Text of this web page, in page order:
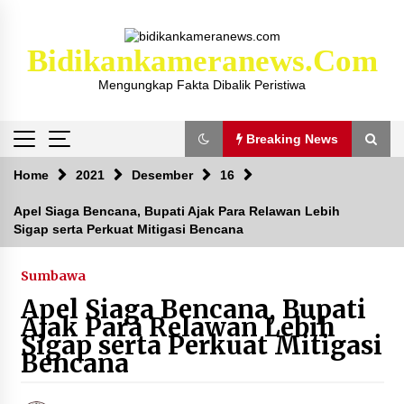
Bidikankameranews.com
Mengungkap Fakta Dibalik Peristiwa
Breaking News
Breaking News
Kejaksaan KSB Mulai Lidik Mafia Tanah Desa
Sekongkang Bawah
2 tahun ago
Laporan Dugaan Pencabulan di Desa Sepayung
Kec. Plampang, Polres Sumbawa Pastikan
Proses Penyelidikan Berjalan Maksimal
4 minggu ago
Home 2021 Desember 16
Apel Siaga Bencana, Bupati Ajak Para Relawan Lebih
Sigap serta Perkuat Mitigasi Bencana
Sumbawa
Apel Siaga Bencana, Bupati
Ajak Para Relawan Lebih
Sigap serta Perkuat Mitigasi
Bencana